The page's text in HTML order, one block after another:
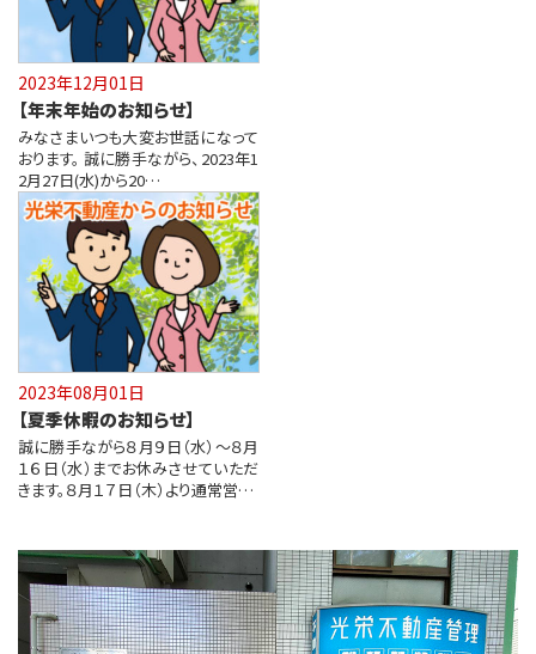
2023年12月01日
【年末年始のお知らせ】
みなさまいつも大変お世話になって
おります。 誠に勝手ながら、2023年1
2月27日(水)から20…
2023年08月01日
【夏季休暇のお知らせ】
誠に勝手ながら８月９日（水）～８月
１６日（水）までお休みさせていただ
きます。８月１７日（木）より通常営…